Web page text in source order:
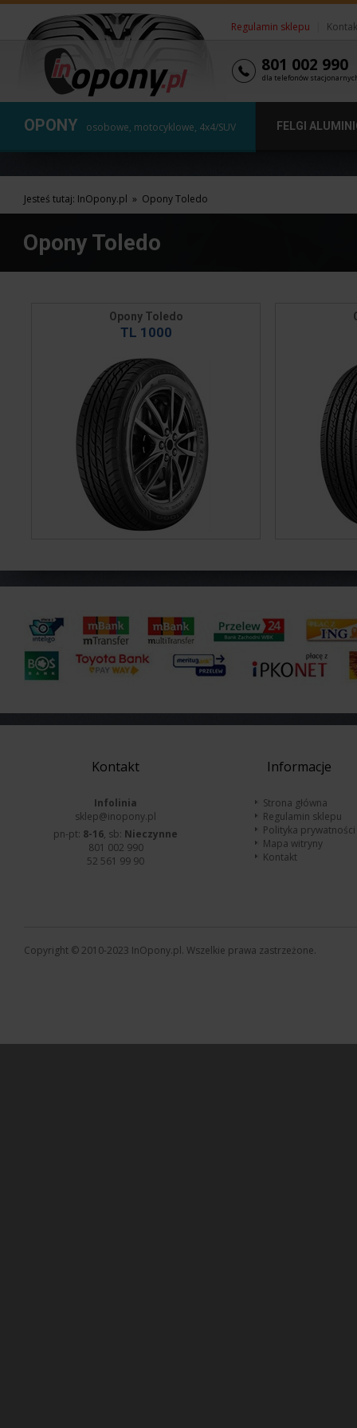
Regulamin sklepu
801 002 990
dla telefonów
OPONY osobowe, motocyklowe, 4x4/SUV FELGI
Jesteś tutaj: InOpony.pl » Opony Toledo
Opony Toledo
Opony Toledo
TL 1000
Kontakt
Infolinia
sklep@inopony.pl
pn-pt: 8-16, sb: Nieczynne
801 002 990
52 561 99 90
Informacje
Strona główna
Regulamin sklepu
Polityka prywatności
Mapa witryny
Kontakt
Copyright © 2010-2023 InOpony.pl. Wszelkie prawa zastrzeżone.